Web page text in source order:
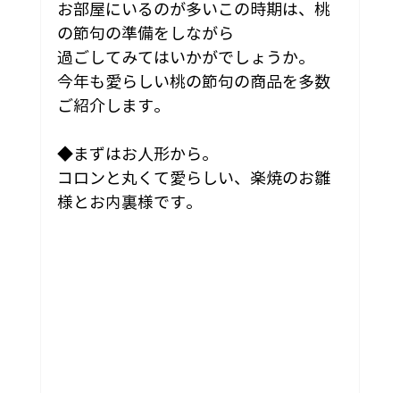
お部屋にいるのが多いこの時期は、桃
の節句の準備をしながら
過ごしてみてはいかがでしょうか。
今年も愛らしい桃の節句の商品を多数
ご紹介します。
◆まずはお人形から。
コロンと丸くて愛らしい、楽焼のお雛
様とお内裏様です。